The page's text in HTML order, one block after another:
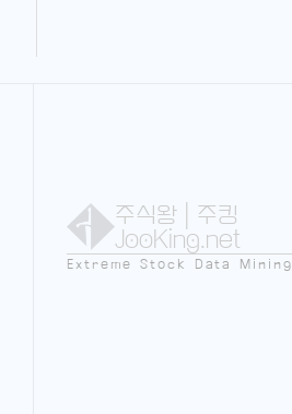
주식왕 | 주킹
JooKing.net
Extreme Stock Data Mining